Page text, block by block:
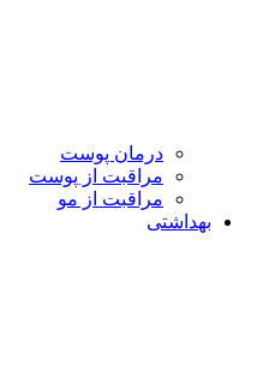
درمان پوست
مراقبت از پوست
مراقبت از مو
بهداشتی